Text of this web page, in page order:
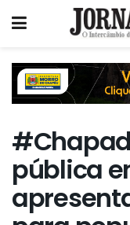
pública